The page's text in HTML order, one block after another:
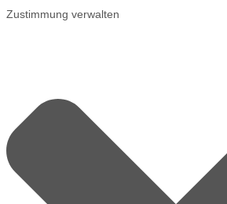
Zustimmung verwalten